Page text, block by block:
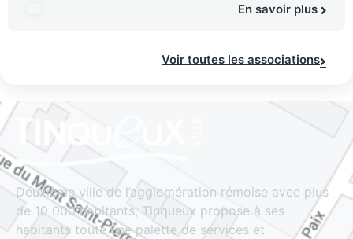
En savoir plus
Voir toutes les associations
Deuxième ville de l’agglomération rémoise avec plus
de 10 000 habitants, Tinqueux propose à ses
habitants toute une palette de services et